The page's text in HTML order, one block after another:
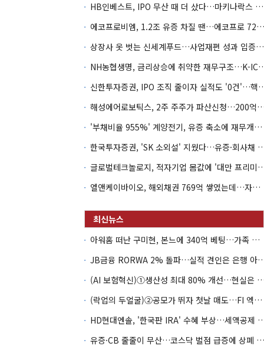
HB인베스트, IPO 무산 때 더 샀다…마키나락스 투자 2.7배 회수
에코프로비엠, 1.2조 유증 차질 땐…에코프로 7270억 '독박'
상장사 옷 벗는 신세계푸드…사업재편 성과 입증할까
NH농협생명, 금리상승에 취
신한투자증권, IPO 조직 줄
해성에어로보틱스, 2주 주주가 파산
'부채비율 955%' 계양전기, 유증 축소에 재무개선 효과 '뚝'
한국투자증권, 'SK 소외설' 지웠
글로벌테크놀로지, 적자기업 몸값
엘앤케이바이오, 해외채권 769억 쌓였는데…자회사 4곳 자본잠식
아워홈 떠난 구미현, 본느에 340억 베팅…가족 지배체제 구축
JB금융 RORWA 2% 돌파…실
(AI 보험혁신)①생산성 최대 80%
(락업의 두얼굴)②공모가 뛰자 첫날 매도…FI 엑시트 전략 갈렸다
HD현대엔솔, '한국판 IRA' 수혜
유증·CB 줄줄이 무산…코스닥 벌점 급증에 상폐 압박